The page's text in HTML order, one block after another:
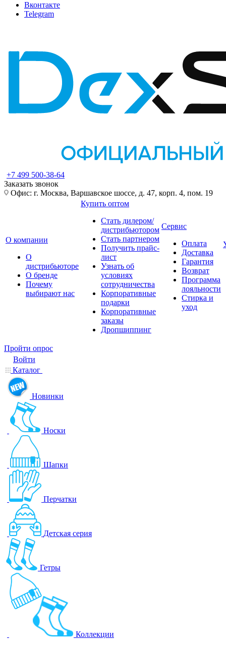
Вконтакте
Telegram
+7 499 500-38-64
Заказать звонок
Офис: г. Москва, Варшавское шоссе, д. 47, корп. 4, пом. 19
О компании
О
дистрибьюторе
О бренде
Почему
выбирают нас
Купить оптом
Стать дилером/
дистрибьютором
Стать партнером
Получить прайс-
лист
Узнать об
условиях
сотрудничества
Корпоративные
подарки
Корпоративные
заказы
Дропшиппинг
Сервис
Оплата
Доставка
Гарантия
Возврат
Программа
лояльности
Стирка и
уход
Пройти опрос
Войти
Каталог
Новинки
Носки
Шапки
Перчатки
Детская серия
Гетры
Коллекции